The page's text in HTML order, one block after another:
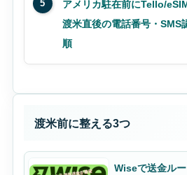
5
アメリカ駐在前にTello/
渡米直後の電話番号・SMS
順
渡米前に整える3つ
Wiseで送金ルー